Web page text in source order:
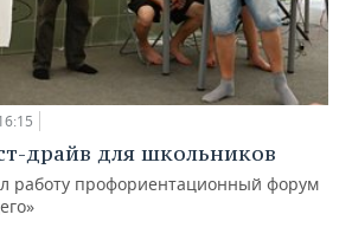
драйв для школьников
работу профориентационный форум